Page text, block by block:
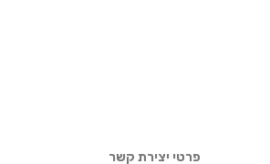
פרטי יצירת קשר